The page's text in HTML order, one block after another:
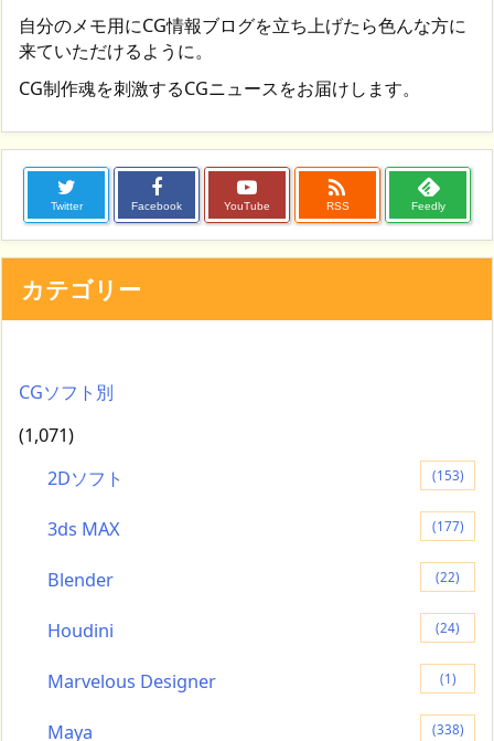
自分のメモ用にCG情報ブログを立ち上げたら色んな方に
来ていただけるように。
CG制作魂を刺激するCGニュースをお届けします。
Twitter Facebook YouTube

RSS Feedly
カテゴリー
CGソフト別
(1,071)
2Dソフト
(153)
3ds MAX (177)
Blender (22)
Houdini (24)
Marvelous Designer (1)
Maya (338)